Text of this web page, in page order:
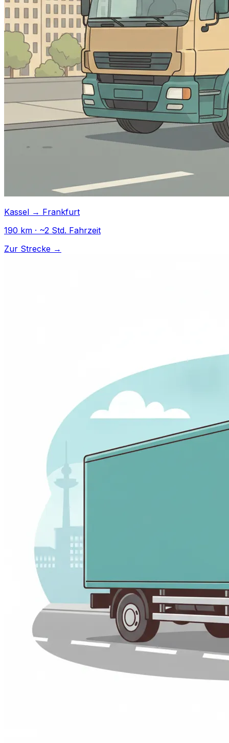
Kassel → Frankfurt
190 km · ~2 Std. Fahrzeit
Zur Strecke →